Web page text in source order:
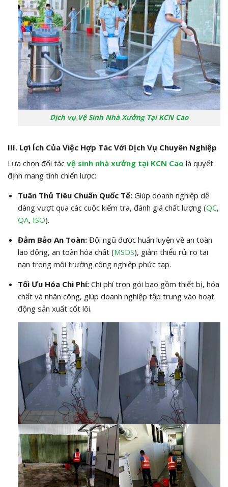
Dịch vụ Vệ Sinh Nhà Xưởng Tại KCN Cao
III. Lợi Ích Của Việc Hợp Tác Với Dịch Vụ Chuyên Nghiệp
Lựa chọn đối tác vệ sinh nhà xưởng tại KCN Cao là quyết
định mang tính chiến lược:
Tuân Thủ Tiêu Chuẩn Quốc Tế:Giúp doanh nghiệp dễ
dàng vượt qua các cuộc kiểm tra, đánh giá chất lượng (QC,
QA, ISO).
Đảm Bảo An Toàn:Đội ngũ được huấn luyện về an toàn
lao động, an toàn hóa chất (MSDS), giảm thiểu rủi ro tai
nạn trong môi trường công nghiệp phức tạp.
Tối Ưu Hóa Chi Phí:Chi phí trọn gói bao gồm thiết bị, hóa
chất và nhân công, giúp doanh nghiệp tập trung vào hoạt
động sản xuất cốt lõi.